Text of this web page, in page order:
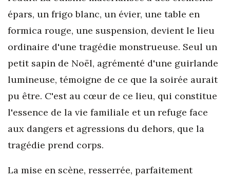
épars, un frigo blanc, un évier, une table en
formica rouge, une suspension, devient le lieu
ordinaire d'une tragédie monstrueuse. Seul un
petit sapin de Noël, agrémenté d'une guirlande
lumineuse, témoigne de ce que la soirée aurait
pu être. C'est au cœur de ce lieu, qui constitue
l'essence de la vie familiale et un refuge face
aux dangers et agressions du dehors, que la
tragédie prend corps.
La mise en scène, resserrée, parfaitement